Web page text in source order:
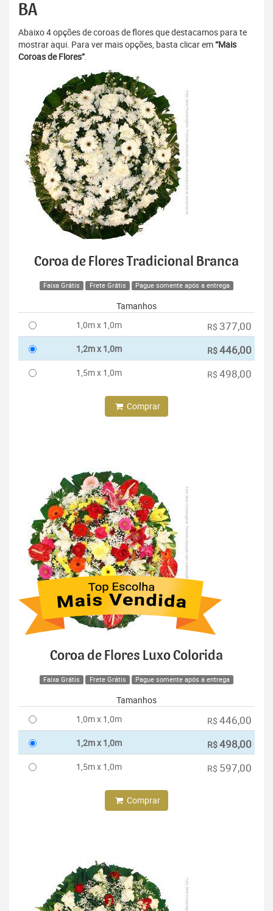
BA
Abaixo 4 opções de coroas de flores que destacamos para te
mostrar aqui. Para ver mais opções, basta clicar em“Mais
Coroas de Flores”.
Coroa de Flores Tradicional Branca
Faixa Grátis Frete Grátis Pague somente após a entrega
Tamanhos
1,0m x 1,0m
R$ 377,00
1,2m x 1,0m R$446,00
1,5m x 1,0m R$ 498,00
Comprar
Coroa de Flores Luxo Colorida
Faixa Grátis Frete Grátis Pague somente após a entrega
Tamanhos
1,0m x 1,0m
R$ 446,00
1,2m x 1,0m R$498,00
1,5m x 1,0m R$ 597,00
Comprar